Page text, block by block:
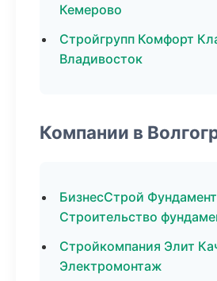
Кемерово
Стройгрупп Комфорт
Владивосток
Компании в
БизнесСтрой
Строительство
Стройкомпания Элит
Электромонтаж